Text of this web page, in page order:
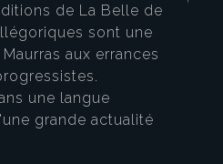
de La Belle de
sont une
aux errances
une langue
grande actualité